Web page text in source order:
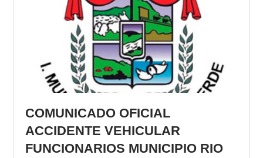
COMUNICADO OFICIAL
ACCIDENTE VEHICULAR
FUNCIONARIOS MUNICIPIO RIO